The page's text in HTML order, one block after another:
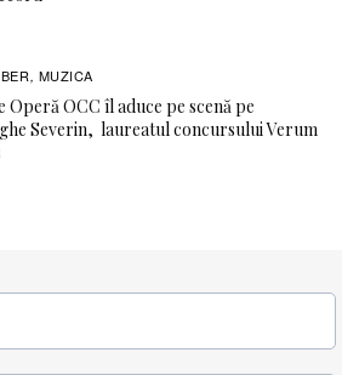
, MUZICA
Operă OCC îl aduce pe scenă pe
Severin, laureatul concursului Verum